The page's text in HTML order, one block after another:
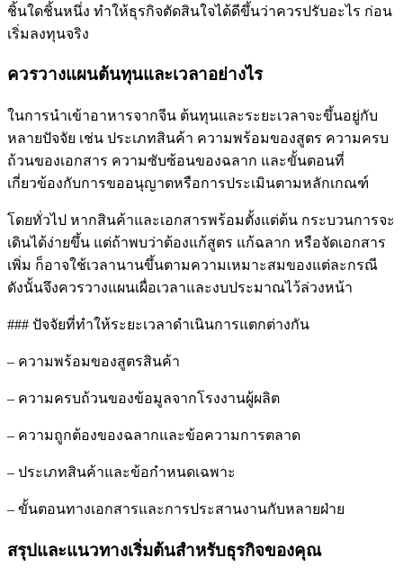
ชิ้นใดชิ้นหนึ่ง ทำให้ธุรกิจตัดสินใจได้ดีขึ้นว่าควรปรับอะไร ก่อน
เริ่มลงทุนจริง
ควรวางแผนต้นทุนและเวลาอย่างไร
ในการนำเข้าอาหารจากจีน ต้นทุนและระยะเวลาจะขึ้นอยู่กับ
หลายปัจจัย เช่น ประเภทสินค้า ความพร้อมของสูตร ความครบ
ถ้วนของเอกสาร ความซับซ้อนของฉลาก และขั้นตอนที่
เกี่ยวข้องกับการขออนุญาตหรือการประเมินตามหลักเกณฑ์
โดยทั่วไป หากสินค้าและเอกสารพร้อมตั้งแต่ต้น กระบวนการจะ
เดินได้ง่ายขึ้น แต่ถ้าพบว่าต้องแก้สูตร แก้ฉลาก หรือจัดเอกสาร
เพิ่ม ก็อาจใช้เวลานานขึ้นตามความเหมาะสมของแต่ละกรณี
ดังนั้นจึงควรวางแผนเผื่อเวลาและงบประมาณไว้ล่วงหน้า
### ปัจจัยที่ทำให้ระยะเวลาดำเนินการแตกต่างกัน
– ความพร้อมของสูตรสินค้า
– ความครบถ้วนของข้อมูลจากโรงงานผู้ผลิต
– ความถูกต้องของฉลากและข้อความการตลาด
– ประเภทสินค้าและข้อกำหนดเฉพาะ
– ขั้นตอนทางเอกสารและการประสานงานกับหลายฝ่าย
สรุปและแนวทางเริ่มต้นสำหรับธุรกิจของคุณ